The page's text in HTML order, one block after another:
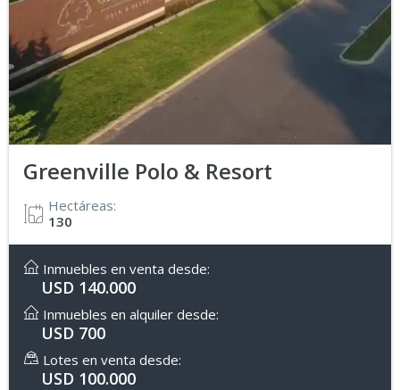
Greenville Polo & Resort
Hectáreas:
130
Inmuebles en venta desde:
USD 140.000
Inmuebles en alquiler desde:
USD 700
Lotes en venta desde:
USD 100.000